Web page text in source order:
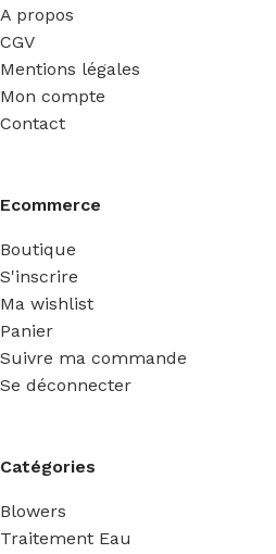
A propos
CGV
Mentions légales
Mon compte
Contact
Ecommerce
Boutique
S'inscrire
Ma wishlist
Panier
Suivre ma commande
Se déconnecter
Catégories
Blowers
Traitement Eau